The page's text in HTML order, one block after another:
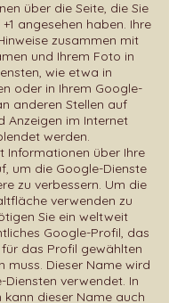
über die Seite, die Sie
angesehen haben. Ihre
zusammen mit
und Ihrem Foto in
wie etwa in
oder in Ihrem Google-
anderen Stellen auf
Anzeigen im Internet
werden.
Informationen über Ihre
um die Google-Dienste
zu verbessern. Um die
verwenden zu
Sie ein weltweit
Google-Profil, das
das Profil gewählten
muss. Dieser Name wird
Diensten verwendet. In
kann dieser Name auch